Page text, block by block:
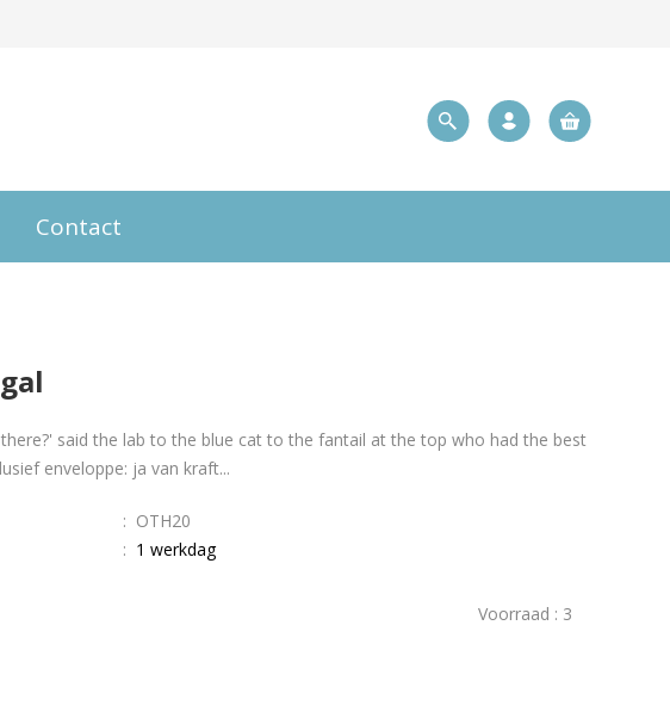
Contact
said the lab to the blue cat to the fantail at the top who had the best
enveloppe: ja van kraft...
: OTH20
: 1 werkdag
Voorraad : 3